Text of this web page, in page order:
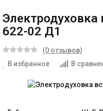
622-02 Д1
(0 отзывов)
В избранное
В